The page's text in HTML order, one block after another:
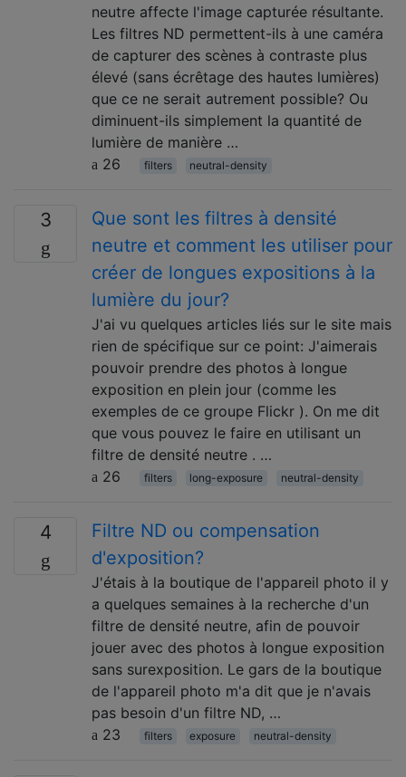
neutre affecte l'image capturée résultante.
Les filtres ND permettent-ils à une caméra
de capturer des scènes à contraste plus
élevé (sans écrêtage des hautes lumières)
que ce ne serait autrement possible? Ou
diminuent-ils simplement la quantité de
lumière de manière …
26
filters neutral-density
3
Que sont les filtres à densité
neutre et comment les utiliser pour
créer de longues expositions à la
lumière du jour?
J'ai vu quelques articles liés sur le site mais
rien de spécifique sur ce point: J'aimerais
pouvoir prendre des photos à longue
exposition en plein jour (comme les
exemples de ce groupe Flickr ). On me dit
que vous pouvez le faire en utilisant un
filtre de densité neutre . …
26
filters long-exposure neutral-density
4
Filtre ND ou compensation
d'exposition?
J'étais à la boutique de l'appareil photo il y
a quelques semaines à la recherche d'un
filtre de densité neutre, afin de pouvoir
jouer avec des photos à longue exposition
sans surexposition. Le gars de la boutique
de l'appareil photo m'a dit que je n'avais
pas besoin d'un filtre ND, …
23
filters exposure neutral-density